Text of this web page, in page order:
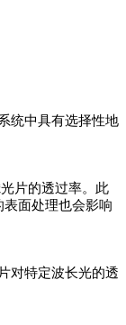
统中具有选择性地
片的透过率。此
面处理也会影响
对特定波长光的透